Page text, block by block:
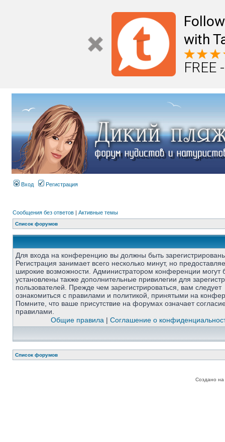
with
FREE
Вход Регистрация
Сообщения без ответов | Активные темы
Список форумов
Для входа на конференцию вы должны быть
Регистрация занимает всего несколько минут, но
широкие возможности. Администратором конференции могут
установлены также дополнительные привилегии для
пользователей. Прежде чем зарегистрироваться, вам следует
ознакомиться с правилами и политикой, принятыми на
Помните, что ваше присутствие на форумах означает
правилами.
Общие правила | Соглашение о
Список форумов
Создано